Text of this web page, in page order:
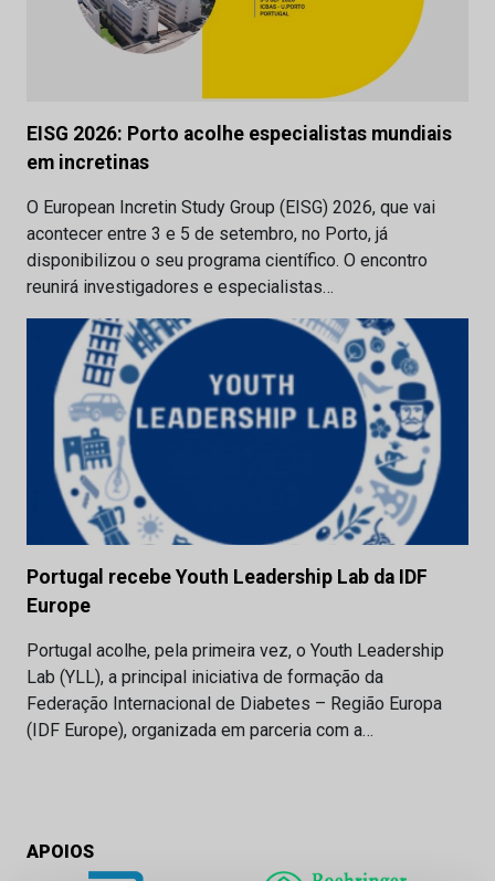
EISG 2026: Porto acolhe especialistas mundiais
em incretinas
O European Incretin Study Group (EISG) 2026, que vai
acontecer entre 3 e 5 de setembro, no Porto, já
disponibilizou o seu programa científico. O encontro
reunirá investigadores e especialistas…
Portugal recebe Youth Leadership Lab da IDF
Europe
Portugal acolhe, pela primeira vez, o Youth Leadership
Lab (YLL), a principal iniciativa de formação da
Federação Internacional de Diabetes – Região Europa
(IDF Europe), organizada em parceria com a…
APOIOS